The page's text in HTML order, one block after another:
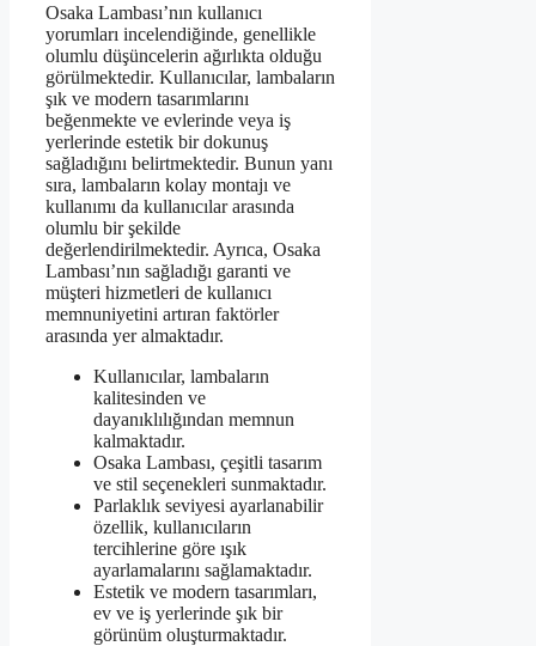
Osaka Lambası’nın kullanıcı
yorumları incelendiğinde, genellikle
olumlu düşüncelerin ağırlıkta olduğu
görülmektedir. Kullanıcılar, lambaların
şık ve modern tasarımlarını
beğenmekte ve evlerinde veya iş
yerlerinde estetik bir dokunuş
sağladığını belirtmektedir. Bunun yanı
sıra, lambaların kolay montajı ve
kullanımı da kullanıcılar arasında
olumlu bir şekilde
değerlendirilmektedir. Ayrıca, Osaka
Lambası’nın sağladığı garanti ve
müşteri hizmetleri de kullanıcı
memnuniyetini artıran faktörler
arasında yer almaktadır.
Kullanıcılar, lambaların
kalitesinden ve
dayanıklılığından memnun
kalmaktadır.
Osaka Lambası, çeşitli tasarım
ve stil seçenekleri sunmaktadır.
Parlaklık seviyesi ayarlanabilir
özellik, kullanıcıların
tercihlerine göre ışık
ayarlamalarını sağlamaktadır.
Estetik ve modern tasarımları,
ev ve iş yerlerinde şık bir
görünüm oluşturmaktadır.